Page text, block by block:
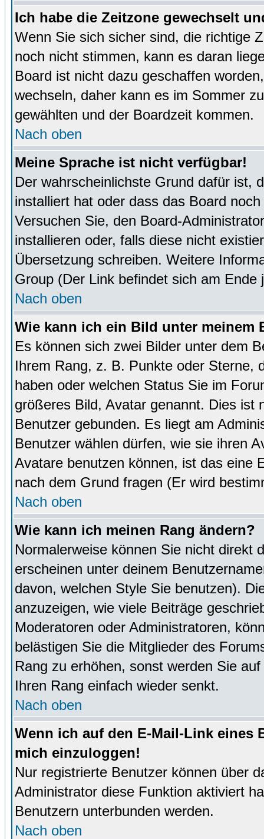
Ich habe die Zeitzone gewechselt
Wenn Sie sich sicher sind, die richtige
noch nicht stimmen, kann es daran
Board ist nicht dazu geschaffen
wechseln, daher kann es im Sommer
gewählten und der Boardzeit kommen.
Nach oben
Meine Sprache ist nicht verfügbar!
Der wahrscheinlichste Grund dafür ist,
installiert hat oder dass das Board
Versuchen Sie, den Board-
installieren oder, falls diese nicht
Übersetzung schreiben. Weitere
Group (Der Link befindet sich am Ende
Nach oben
Wie kann ich ein Bild unter meinem
Es können sich zwei Bilder unter dem
Ihrem Rang, z. B. Punkte oder Sterne,
haben oder welchen Status Sie im
größeres Bild, Avatar genannt. Dies ist
Benutzer gebunden. Es liegt am
Benutzer wählen dürfen, wie sie ihren
Avatare benutzen können, ist das eine
nach dem Grund fragen (Er wird
Nach oben
Wie kann ich meinen Rang ändern?
Normalerweise können Sie nicht direkt
erscheinen unter deinem
davon, welchen Style Sie benutzen).
anzuzeigen, wie viele Beiträge
Moderatoren oder Administratoren,
belästigen Sie die Mitglieder des
Rang zu erhöhen, sonst werden Sie
Ihren Rang einfach wieder senkt.
Nach oben
Wenn ich auf den E-Mail-Link eines
mich einzuloggen!
Nur registrierte Benutzer können über
Administrator diese Funktion aktiviert
Benutzern unterbunden werden.
Nach oben